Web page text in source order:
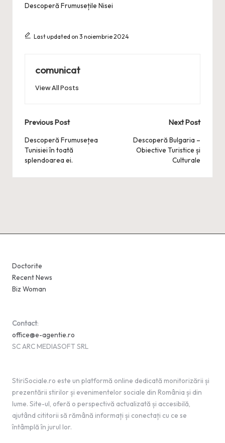
Descoperă Frumusețile Nisei
Last updated on 3 noiembrie 2024
comunicat
View All Posts
Post
navigation
Previous Post
Descoperă Frumusețea
Tunisiei în toată
splendoarea ei.
Next Post
Descoperă Bulgaria –
Obiective Turistice și
Culturale
Doctorite
Recent News
Biz Woman
Contact:
office@e-agentie.ro
SC ARC MEDIASOFT SRL
StiriSociale.ro este un platformă online dedicată monitorizării și
prezentării stirilor și evenimentelor sociale din România și din
lume. Site-ul, oferă o perspectivă actualizată și accesibilă,
ajutând cititorii să rămână informați și conectați cu ce se
întâmplă în jurul lor.